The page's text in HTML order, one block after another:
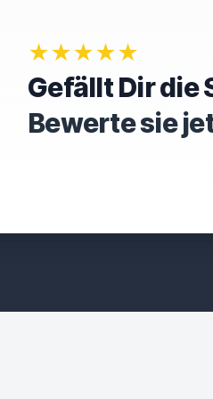
★★★★★
Gefällt Dir die
Bewerte sie